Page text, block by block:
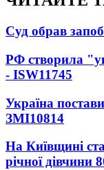
Суд обрав
РФ створила
- ISW11745
Україна
ЗМІ10814
На Київщині
річної дівчини